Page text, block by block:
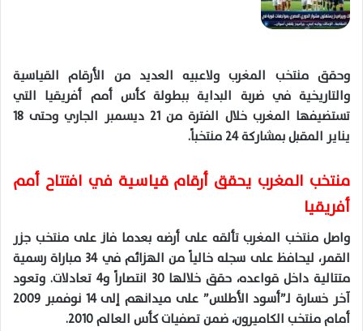
وحقق منتخب المغرب ولاعبيه العديد من الأرقام القياسية
والتاريخية في ضربة البداية ببطولة كأس أمم أفريقيا التي
تستضيفها المغرب خلال الفترة من 21 ديسمبر الجاري وحتى 18
يناير المقبل بمشاركة 24 منتخباً.
منتخب المغرب يحقق أرقام قياسية في افتتاح أمم
أفريقيا
واصل منتخب المغرب تألقه على أرضه بعدما فاز على منتخب جزر
القمر، ليحافظ على سجله خالياً من الهزائم في 34 مباراة رسمية
متتالية داخل قواعده، حقق خلالها 30 انتصاراً و4 تعادلات. وتعود
آخر خسارة لـ”أسود الأطلس” على ميدانهم إلى 14 نوفمبر 2009
أمام منتخب الكاميرون، ضمن تصفيات كأس العالم 2010.